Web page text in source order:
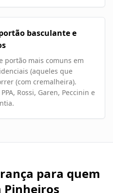
basculante e
portão mais comuns em
(aqueles que
(com cremalheira).
Rossi, Garen, Peccinin e
para quem
Pinheiros